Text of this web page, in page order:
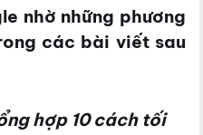
nhờ những phương
các bài viết sau
hợp 10 cách tối